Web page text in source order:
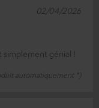
génial !
automatiquement *)
02/04/2026